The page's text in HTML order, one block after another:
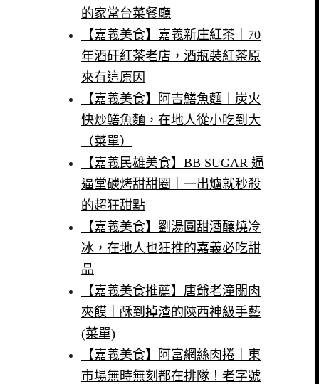
的家常台菜餐廳
【嘉義美食】嘉義新庄紅茶｜70
年酒矸紅茶老店，酒瓶裝紅茶原
來有這原因
【嘉義美食】阿吉鱔魚麵｜炭火
快炒鱔魚麵，在地人從小吃到大
（菜單）
【嘉義民雄美食】BB SUGAR 逼
逼堂碳烤甜甜圈｜一出爐就秒殺
的超狂甜點
【嘉義美食】劉湯圓甜酒釀燒冷
冰，在地人也狂推的嘉義必吃甜
品
【嘉義美食推薦】唐爺老潼關肉
夾饃｜酥到掉渣的陝西神級手藝
(菜單)
【嘉義美食】阿富網絲肉捲｜東
市場無時無刻都在排隊！老字號